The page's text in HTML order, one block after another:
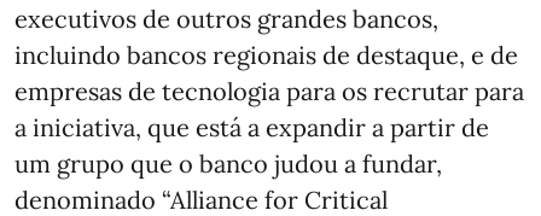
executivos de outros grandes bancos,
incluindo bancos regionais de destaque, e de
empresas de tecnologia para os recrutar para
a iniciativa, que está a expandir a partir de
um grupo que o banco judou a fundar,
denominado “Alliance for Critical